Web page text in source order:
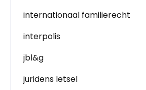
internationaal familierecht
interpolis
jbl&g
juridens letsel